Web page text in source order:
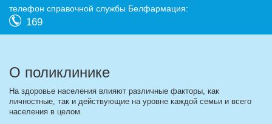
телефон справочной службы Белфармация:
169
О поликлинике
На здоровье населения влияют различные факторы, как
личностные, так и действующие на уровне каждой семьи и всего
населения в целом.